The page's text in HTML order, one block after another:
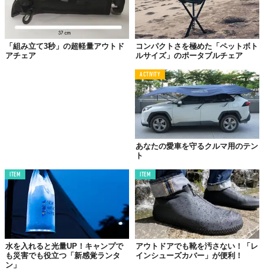
「組み立て3秒」の超軽量アウトド
アチェア
コンパクトさを極めた「ペットボト
ルサイズ」のポータブルチェア
ACTIVITY
あなたの愛車を守るクルマ用のテン
ト
ITEM
水を入れると光量UP！キャンプで
も災害でも役立つ「新感覚ランタ
ン」
ITEM
アウトドアでも靴を汚さない！「レ
インシューズカバー」が便利！